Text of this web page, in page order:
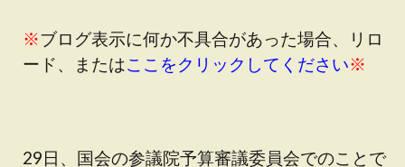
※ブログ表示に何か不具合があった場合、リロ
ード、またはここをクリックしてください※
29日、国会の参議院予算審議委員会でのことで